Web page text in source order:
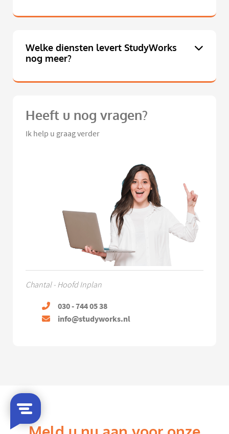
Welke diensten levert StudyWorks
nog meer?
Heeft u nog vragen?
Ik help u graag verder
Chantal - Hoofd Inplan
030 - 744 05 38
info@studyworks.nl